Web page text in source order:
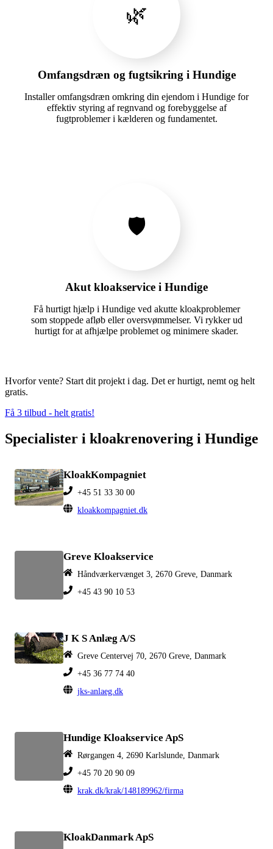
🌿
Omfangsdræn og fugtsikring i Hundige
Installer omfangsdræn omkring din ejendom i Hundige for
effektiv styring af regnvand og forebyggelse af
fugtproblemer i kælderen og fundamentet.
🛡️
Akut kloakservice i Hundige
Få hurtigt hjælp i Hundige ved akutte kloakproblemer
som stoppede afløb eller oversvømmelser. Vi rykker ud
hurtigt for at afhjælpe problemet og minimere skader.
Hvorfor vente? Start dit projekt i dag. Det er hurtigt, nemt og helt
gratis.
Få 3 tilbud - helt gratis!
Specialister i kloakrenovering i Hundige
KloakKompagniet
+45 51 33 30 00
kloakkompagniet.dk
Greve Kloakservice
Håndværkervænget 3, 2670 Greve, Danmark
+45 43 90 10 53
J K S Anlæg A/S
Greve Centervej 70, 2670 Greve, Danmark
+45 36 77 74 40
jks-anlaeg.dk
Hundige Kloakservice ApS
Rørgangen 4, 2690 Karlslunde, Danmark
+45 70 20 90 09
krak.dk/krak/148189962/firma
KloakDanmark ApS